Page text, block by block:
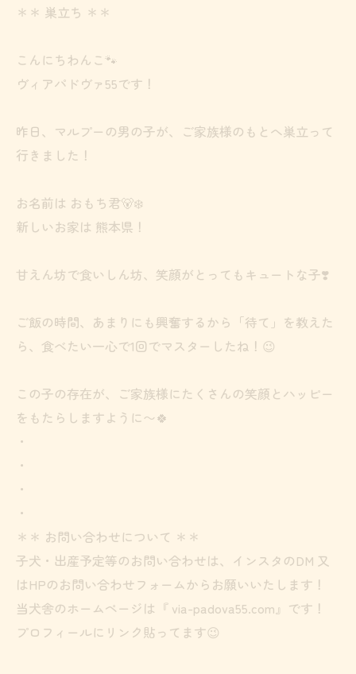
＊＊ 巣立ち ＊＊
こんにちわんこ🐾
ヴィアパドヴァ55です！
昨日、マルプーの男の子が、ご家族様のもとへ巣立って
行きました！
お名前は おもち君🐻‍❄️
新しいお家は 熊本県！
甘えん坊で食いしん坊、笑顔がとってもキュートな子❣️
ご飯の時間、あまりにも興奮するから「待て」を教えた
ら、食べたい一心で1回でマスターしたね！😉
この子の存在が、ご家族様にたくさんの笑顔とハッピー
をもたらしますように〜🍀
・
・
・
・
＊＊ お問い合わせについて ＊＊
子犬・出産予定等のお問い合わせは、インスタのDM 又
はHPのお問い合わせフォームからお願いいたします！
当犬舎のホームページは『 via-padova55.com』です！
プロフィールにリンク貼ってます😉